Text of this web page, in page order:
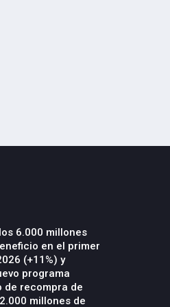
6.000 millones
en el primer
(+11%) y
programa
de recompra de
millones de